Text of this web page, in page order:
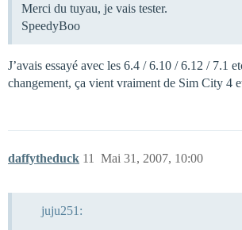
Merci du tuyau, je vais tester.
SpeedyBoo
J’avais essayé avec les 6.4 / 6.10 / 6.12 / 7.1
changement, ça vient vraiment de Sim City 4
daffytheduck Mai 31, 2007, 10:00
11
juju251: